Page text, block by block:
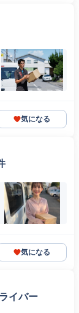
気になる
気になる
イバー